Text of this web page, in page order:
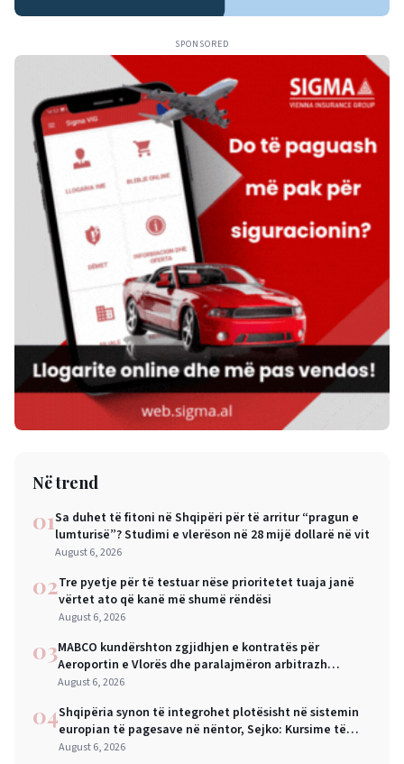
SPONSORED
Në trend
01Sa duhet të fitoni në Shqipëri për të arritur “pragun e
lumturisë”? Studimi e vlerëson në 28 mijë dollarë në vit
August 6, 2026
02Tre pyetje për të testuar nëse prioritetet tuaja janë
vërtet ato që kanë më shumë rëndësi
August 6, 2026
03MABCO kundërshton zgjidhjen e kontratës për
Aeroportin e Vlorës dhe paralajmëron arbitrazh
ndërkombëtar
August 6, 2026
04Shqipëria synon të integrohet plotësisht në sistemin
europian të pagesave në nëntor, Sejko: Kursime të
mëdha për qytetarët dhe bizneset
August 6, 2026